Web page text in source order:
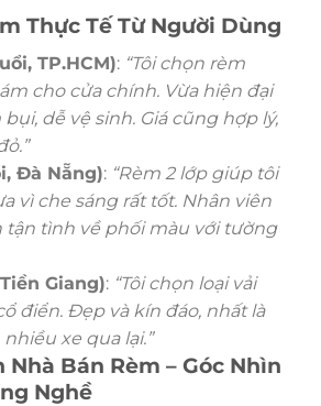
Thực Tế Từ Người Dùng
TP.HCM): “Tôi chọn rèm
cho cửa chính. Vừa hiện đại
dễ vệ sinh. Giá cũng hợp lý,
Đà Nẵng): “Rèm 2 lớp giúp tôi
vì che sáng rất tốt. Nhân viên
tận tình về phối màu với tường
Giang): “Tôi chọn loại vải
điển. Đẹp và kín đáo, nhất là
xe qua lại.”
Nhà Bán Rèm – Góc Nhìn
Nghề